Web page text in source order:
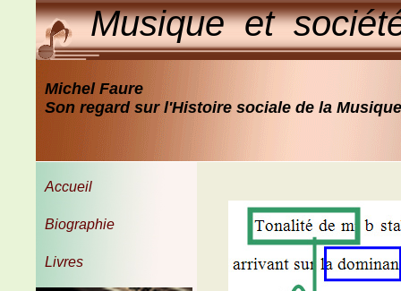
Musique et
Michel Faure
Son regard sur l'Histoire sociale de la Musique
Accueil
Biographie
Livres